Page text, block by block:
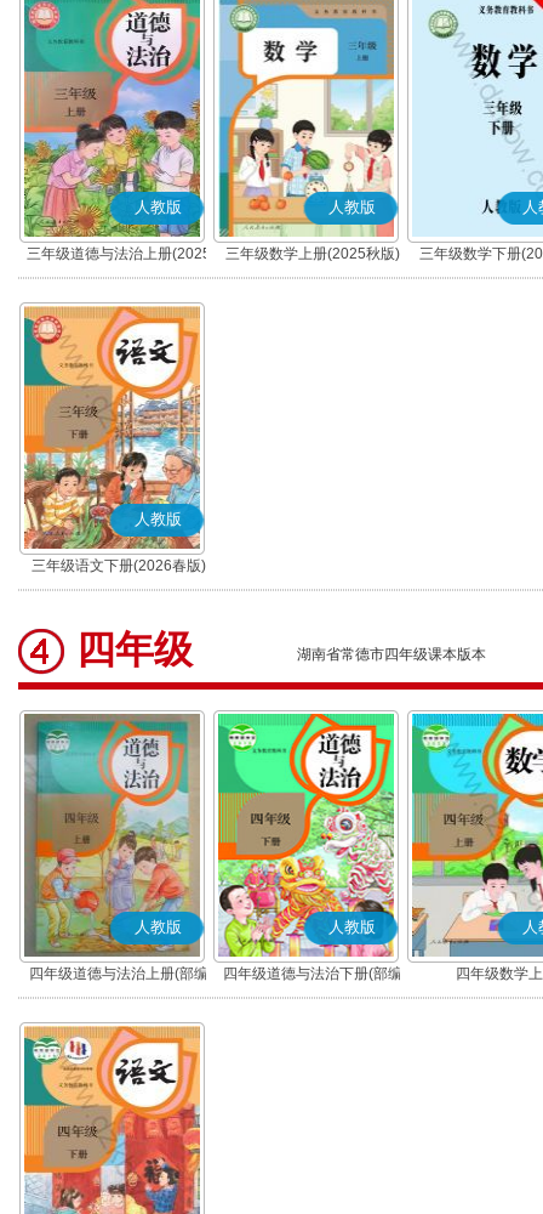
人教版
三年级道德与法治上册(2025
秋版)(部编版)
人教版
三年级数学上册(2025秋版)
人
三年级数学下册
人教版
三年级语文下册(2026春版)
(部编版)
四年级 湖南省常德市四年级课本版本
人教版
四年级道德与法治上册(部编
版)
人教版
四年级道德与法治下册(部编
版)
人
四年级数学